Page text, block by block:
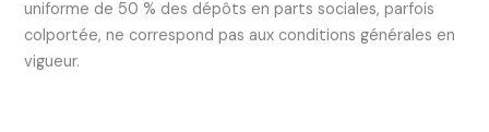
uniforme de 50 % des dépôts en parts sociales, parfois
colportée, ne correspond pas aux conditions générales en
vigueur.